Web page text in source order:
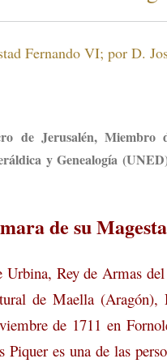
Fernando VI; por D.
de Jerusalén, Miembro
y Genealogía
de su
Rey de Armas
de Maella (Aragón),
de 1711 en
es una de las